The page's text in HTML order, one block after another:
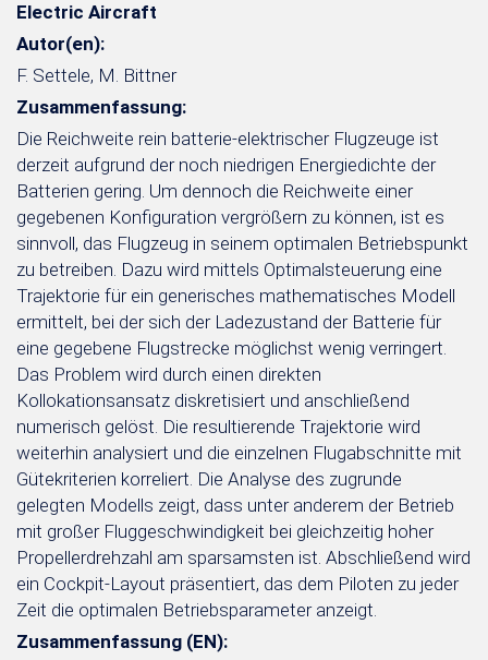
Electric Aircraft
Autor(en):
F. Settele, M. Bittner
Zusammenfassung:
Die Reichweite rein batterie-elektrischer Flugzeuge ist
derzeit aufgrund der noch niedrigen Energiedichte der
Batterien gering. Um dennoch die Reichweite einer
gegebenen Konfiguration vergrößern zu können, ist es
sinnvoll, das Flugzeug in seinem optimalen Betriebspunkt
zu betreiben. Dazu wird mittels Optimalsteuerung eine
Trajektorie für ein generisches mathematisches Modell
ermittelt, bei der sich der Ladezustand der Batterie für
eine gegebene Flugstrecke möglichst wenig verringert.
Das Problem wird durch einen direkten
Kollokationsansatz diskretisiert und anschließend
numerisch gelöst. Die resultierende Trajektorie wird
weiterhin analysiert und die einzelnen Flugabschnitte mit
Gütekriterien korreliert. Die Analyse des zugrunde
gelegten Modells zeigt, dass unter anderem der Betrieb
mit großer Fluggeschwindigkeit bei gleichzeitig hoher
Propellerdrehzahl am sparsamsten ist. Abschließend wird
ein Cockpit-Layout präsentiert, das dem Piloten zu jeder
Zeit die optimalen Betriebsparameter anzeigt.
Zusammenfassung (EN):